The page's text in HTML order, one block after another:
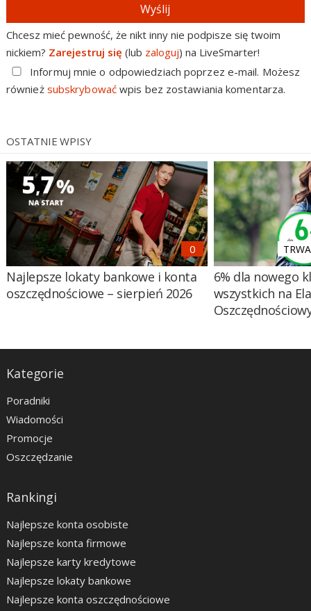
Wyślij
Chcesz mieć pewność, że nikt inny nie podpisze się twoim
nickiem? Zarejestruj się (lub zaloguj) na LiveSmarter!
Informuj mnie o odpowiedziach poprzez e-mail. Możesz
również subskrybowaćwpis bez zostawiania komentarza.
OSTATNIE WPISY
Najlepsze lokaty bankowe i konta
oszczędnościowe – sierpień 2026
6% dla nowego
wszystkich na
Kategorie
Poradniki
Wiadomości
Promocje
Oszczędzanie
Rankingi
Najlepsze konta osobiste
Najlepsze konta firmowe
Najlepsze karty kredytowe
Najlepsze lokaty bankowe
Najlepsze konta oszczędnościowe